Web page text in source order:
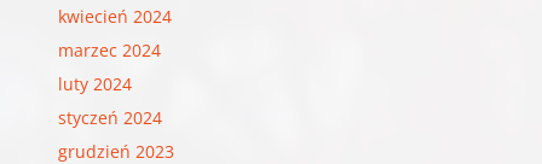
kwiecień 2024
marzec 2024
luty 2024
styczeń 2024
grudzień 2023